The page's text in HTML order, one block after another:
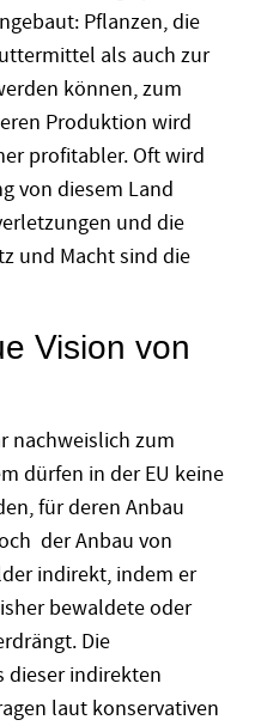
Pflanzen, die
als auch zur
können, zum
Produktion wird
profitabler. Oft wird
von diesem Land
und die
und Macht sind die
Vision von
nachweislich zum
dürfen in der EU keine
für deren Anbau
der Anbau von
indirekt, indem er
bewaldete oder
Die
dieser indirekten
laut konservativen